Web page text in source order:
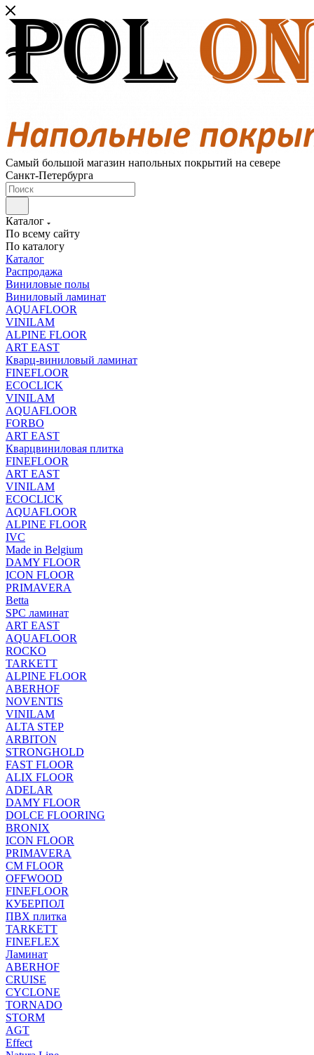
Самый большой магазин напольных покрытий на севере
Санкт-Петербурга
Каталог
По всему сайту
По каталогу
Каталог
Распродажа
Виниловые полы
Виниловый ламинат
AQUAFLOOR
VINILAM
ALPINE FLOOR
ART EAST
Кварц-виниловый ламинат
FINEFLOOR
ECOCLICK
VINILAM
AQUAFLOOR
FORBO
ART EAST
Кварцвиниловая плитка
FINEFLOOR
ART EAST
VINILAM
ECOCLICK
AQUAFLOOR
ALPINE FLOOR
IVC
Made in Belgium
DAMY FLOOR
ICON FLOOR
PRIMAVERA
Betta
SPC ламинат
ART EAST
AQUAFLOOR
ROCKO
TARKETT
ALPINE FLOOR
ABERHOF
NOVENTIS
VINILAM
ALTA STEP
ARBITON
STRONGHOLD
FAST FLOOR
ALIX FLOOR
ADELAR
DAMY FLOOR
DOLCE FLOORING
BRONIX
ICON FLOOR
PRIMAVERA
CM FLOOR
OFFWOOD
FINEFLOOR
КУБЕРПОЛ
ПВХ плитка
TARKETT
FINEFLEX
Ламинат
ABERHOF
CRUISE
CYCLONE
TORNADO
STORM
AGT
Effect